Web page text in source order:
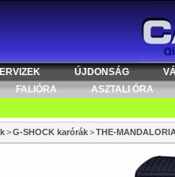
ÚJDONSÁG
FALIÓRA ASZTALI ÓRA
>G-SHOCK karórák>THE-